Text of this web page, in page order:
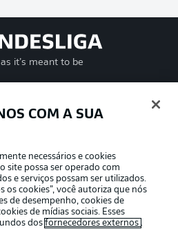
it’s meant to be
DA BUNDESLIGA
COM A SUA
necessários e cookies
site possa ser operado com
e serviços possam ser utilizados.
os cookies”, você autoriza que nós
de desempenho, cookies de
de mídias sociais. Esses
dosfornecedores externos .